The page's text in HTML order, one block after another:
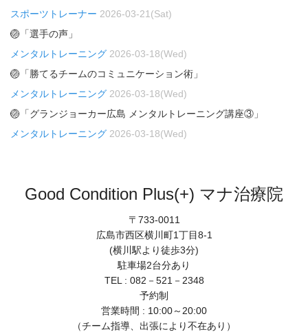
スポーツトレーナー 2026-03-21(Sat)
🏐「選手の声」
メンタルトレーニング 2026-03-18(Wed)
🏐「勝てるチームのコミュニケーション術」
メンタルトレーニング 2026-03-18(Wed)
🏐「グランジョーカー広島 メンタルトレーニング講座③」
メンタルトレーニング 2026-03-18(Wed)
Good Condition Plus(+) マナ治療院
〒733-0011
広島市西区横川町1丁目8-1
(横川駅より徒歩3分)
駐車場2台分あり
TEL : 082－521－2348
予約制
営業時間 : 10:00～20:00
（チーム指導、出張により不在あり）